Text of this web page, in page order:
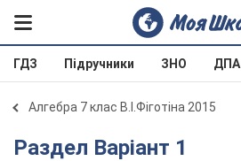
ГДЗ Підручники ЗНО ДПА
Алгебра 7 клас В.І.Фіготіна 2015
Раздел Варіант 1